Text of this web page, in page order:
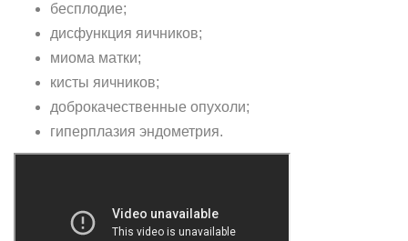
бесплодие;
дисфункция яичников;
миома матки;
кисты яичников;
доброкачественные опухоли;
гиперплазия эндометрия.